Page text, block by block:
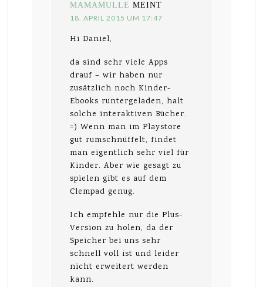
MAMAMULLE MEINT
18. APRIL 2015 UM 17:47
Hi Daniel,
da sind sehr viele Apps
drauf – wir haben nur
zusätzlich noch Kinder-
Ebooks runtergeladen, halt
solche interaktiven Bücher.
=) Wenn man im Playstore
gut rumschnüffelt, findet
man eigentlich sehr viel für
Kinder. Aber wie gesagt zu
spielen gibt es auf dem
Clempad genug.
Ich empfehle nur die Plus-
Version zu holen, da der
Speicher bei uns sehr
schnell voll ist und leider
nicht erweitert werden
kann.